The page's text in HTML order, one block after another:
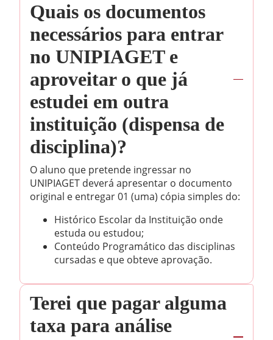
Quais os documentos
necessários para entrar
no UNIPIAGET e
aproveitar o que já
estudei em outra
instituição (dispensa de
disciplina)?
O aluno que pretende ingressar no
UNIPIAGET deverá apresentar o documento
original e entregar 01 (uma) cópia simples do:
Histórico Escolar da Instituição onde
estuda ou estudou;
Conteúdo Programático das disciplinas
cursadas e que obteve aprovação.
Terei que pagar alguma
taxa para análise